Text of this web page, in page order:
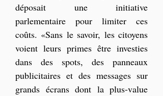
déposait une initiative
parlementaire pour limiter ces
coûts. «Sans le savoir, les citoyens
voient leurs primes être investies
dans des spots, des panneaux
publicitaires et des messages sur
grands écrans dont la plus-value